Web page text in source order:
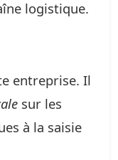
logistique.
entreprise. Il
sur les
à la saisie